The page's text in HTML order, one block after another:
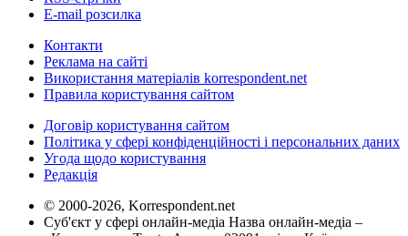
E-mail розсилка
Контакти
Реклама на сайті
Використання матеріалів korrespondent.net
Правила користування сайтом
Договір користування сайтом
Політика у сфері конфіденційності і персональних даних
Угода щодо користування
Редакція
© 2000-2026, Korrespondent.net
Суб'єкт у сфері онлайн-медіа Назва онлайн-медіа –